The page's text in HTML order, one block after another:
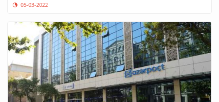
05-03-2022